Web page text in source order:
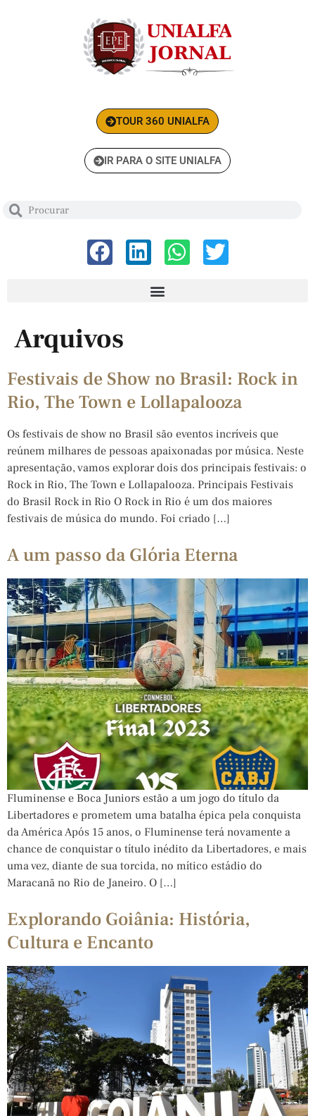
TOUR 360 UNIALFA
IR PARA O SITE UNIALFA
Arquivos
Festivais de Show no Brasil: Rock in
Rio, The Town e Lollapalooza
Os festivais de show no Brasil são eventos incríveis que
reúnem milhares de pessoas apaixonadas por música. Neste
apresentação, vamos explorar dois dos principais festivais: o
Rock in Rio, The Town e Lollapalooza. Principais Festivais
do Brasil Rock in Rio O Rock in Rio é um dos maiores
festivais de música do mundo. Foi criado […]
A um passo da Glória Eterna
Fluminense e Boca Juniors estão a um jogo do título da
Libertadores e prometem uma batalha épica pela conquista
da América Após 15 anos, o Fluminense terá novamente a
chance de conquistar o título inédito da Libertadores, e mais
uma vez, diante de sua torcida, no mítico estádio do
Maracanã no Rio de Janeiro. O […]
Explorando Goiânia: História,
Cultura e Encanto